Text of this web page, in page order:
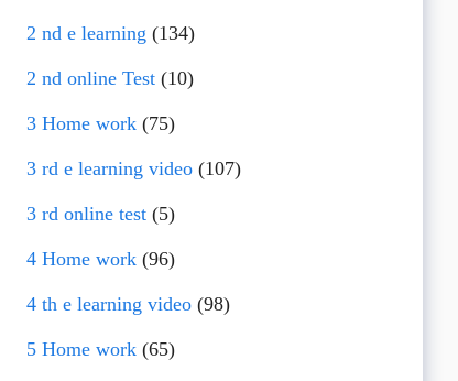
2 nd e learning (134)
2 nd online Test (10)
3 Home work (75)
3 rd e learning video (107)
3 rd online test (5)
4 Home work (96)
4 th e learning video (98)
5 Home work (65)